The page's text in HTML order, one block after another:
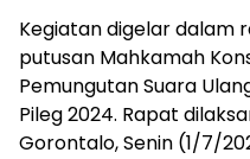
Kegiatan digelar dalam
putusan Mahkamah
Pemungutan Suara
Pileg 2024. Rapat
Gorontalo, Senin (1/7/